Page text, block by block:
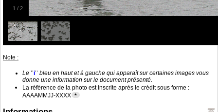
1 / 2
Note :
Le ’’i’’ bleu en haut et à gauche qui apparaît sur certaines images vous
donne une information sur le document présenté.
La référence de la photo est inscrite après le crédit sous forme :
AAAAMMJJ-XXXX *